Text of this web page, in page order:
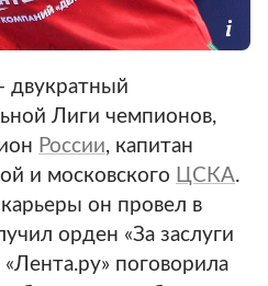
двукратный
Лиги чемпионов,
России, капитан
и московского ЦСКА.
он провел в
орден «За заслуги
«Лента.ру» поговорила